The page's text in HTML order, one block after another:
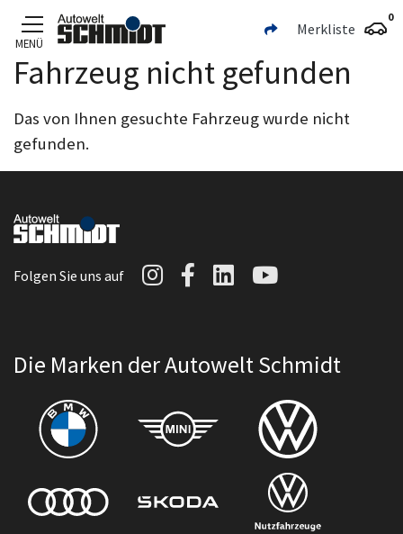
Zum Hauptinhalt
MENÜ
Merkliste
0
Fahrzeug nicht gefunden
Das von Ihnen gesuchte Fahrzeug wurde nicht
gefunden.
Folgen Sie uns auf Autowelt Schmidt auf
Autowelt Schmidt
AutoweltAutowelt
Die Marken der Autowelt Schmidt